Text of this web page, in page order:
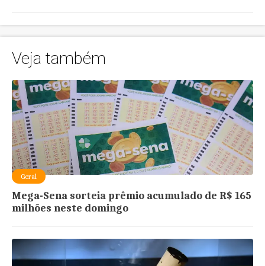
Veja também
Geral
Mega-Sena sorteia prêmio acumulado de R$ 165
milhões neste domingo